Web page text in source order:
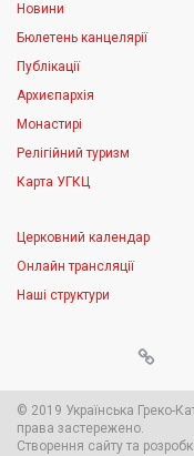
Новини
Бюлетень канцелярії
Публікації
Архиєпархія
Монастирі
Релігійний туризм
Карта УГКЦ
Церковний календар
Онлайн трансляції
Наші структури
© 2019 Українська Греко-
права застережено.
Створення сайту та